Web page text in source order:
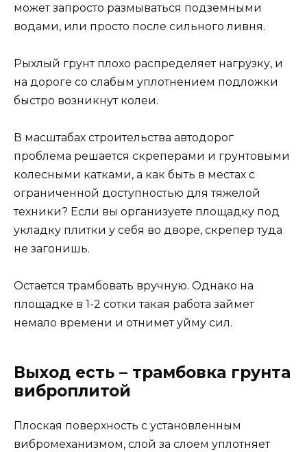
может запросто размываться подземными
водами, или просто после сильного ливня.
Рыхлый грунт плохо распределяет нагрузку, и
на дороге со слабым уплотнением подложки
быстро возникнут колеи.
В масштабах строительства автодорог
проблема решается скреперами и грунтовыми
колесными катками, а как быть в местах с
ограниченной доступностью для тяжелой
техники? Если вы организуете площадку под
укладку плитки у себя во дворе, скрепер туда
не загонишь.
Остается трамбовать вручную. Однако на
площадке в 1-2 сотки такая работа займет
немало времени и отнимет уйму сил.
Выход есть – трамбовка грунта
виброплитой
Плоская поверхность с установленным
вибромеханизмом, слой за слоем уплотняет